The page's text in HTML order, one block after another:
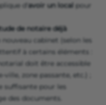
d' avoir un local pour
de notaire déjà
cabinet (selon les
à certains éléments :
doit être accessible
zone passante, etc.) ;
suffisante pour les
des documents.